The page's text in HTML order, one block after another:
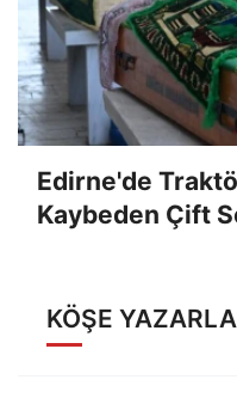
Edirne'de
Kaybeden Çift
KÖŞE